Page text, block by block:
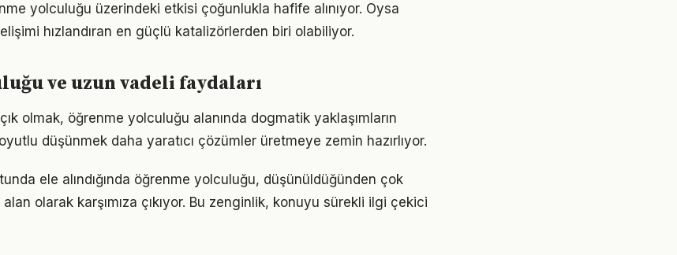
yolculuğu üzerindeki etkisi çoğunlukla hafife alınıyor. Oysa
hızlandıran en güçlü katalizörlerden biri olabiliyor.
ve uzun vadeli faydaları
olmak, öğrenme yolculuğu alanında dogmatik yaklaşımların
düşünmek daha yaratıcı çözümler üretmeye zemin hazırlıyor.
ele alındığında öğrenme yolculuğu, düşünüldüğünden çok
olarak karşımıza çıkıyor. Bu zenginlik, konuyu sürekli ilgi çekici